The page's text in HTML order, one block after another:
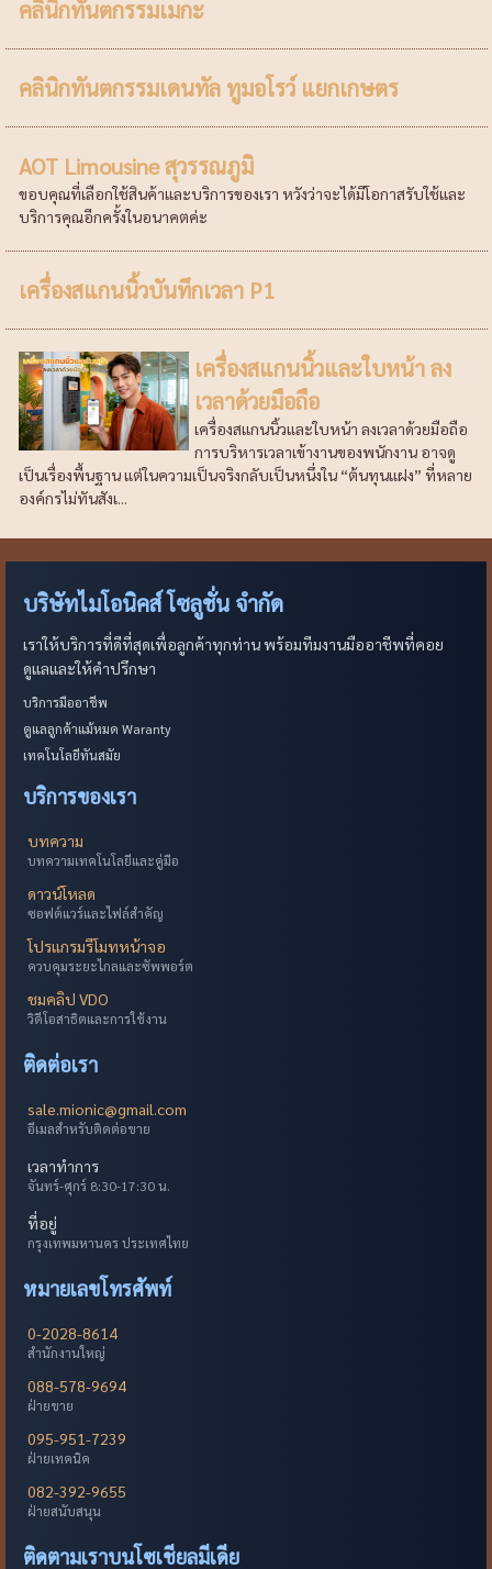
คลินิกทันตกรรมเมกะ
คลินิกทันตกรรมเดนทัล ทูมอโรว์ แยกเกษตร
AOT Limousine สุวรรณภูมิ
ขอบคุณที่เลือกใช้สินค้าและบริการของเรา หวังว่าจะได้มีโอกาสรับใช้และ
บริการคุณอีกครั้งในอนาคตค่ะ
เครื่องสแกนนิ้วบันทึกเวลา P1
เครื่องสแกนนิ้วและใบหน้า ลง
เวลาด้วยมือถือ
เครื่องสแกนนิ้วและใบหน้า ลงเวลาด้วยมือถือ
การบริหารเวลาเข้างานของพนักงาน อาจดู
เป็นเรื่องพื้นฐาน แต่ในความเป็นจริงกลับเป็นหนึ่งใน “ต้นทุนแฝง” ที่หลาย
องค์กรไม่ทันสังเ...
บริษัทไมโอนิคส์ โซลูชั่น จำกัด
เราให้บริการที่ดีที่สุดเพื่อลูกค้าทุกท่าน พร้อมทีมงานมืออาชีพที่คอย
ดูแลและให้คำปรึกษา
บริการมืออาชีพ
ดูแลลูกค้าแม้หมด Waranty
เทคโนโลยีทันสมัย
บริการของเรา
บทความ
บทความเทคโนโลยีและคู่มือ
ดาวน์โหลด
ซอฟต์แวร์และไฟล์สำคัญ
โปรแกรมรีโมทหน้าจอ
ควบคุมระยะไกลและซัพพอร์ต
ชมคลิป VDO
วิดีโอสาธิตและการใช้งาน
ติดต่อเรา
sale.mionic@gmail.com
อีเมลสำหรับติดต่อขาย
เวลาทำการ
จันทร์-ศุกร์ 8:30-17:30 น.
ที่อยู่
กรุงเทพมหานคร ประเทศไทย
หมายเลขโทรศัพท์
0-2028-8614
สำนักงานใหญ่
088-578-9694
ฝ่ายขาย
095-951-7239
ฝ่ายเทคนิค
082-392-9655
ฝ่ายสนับสนุน
ติดตามเราบนโซเชียลมีเดีย